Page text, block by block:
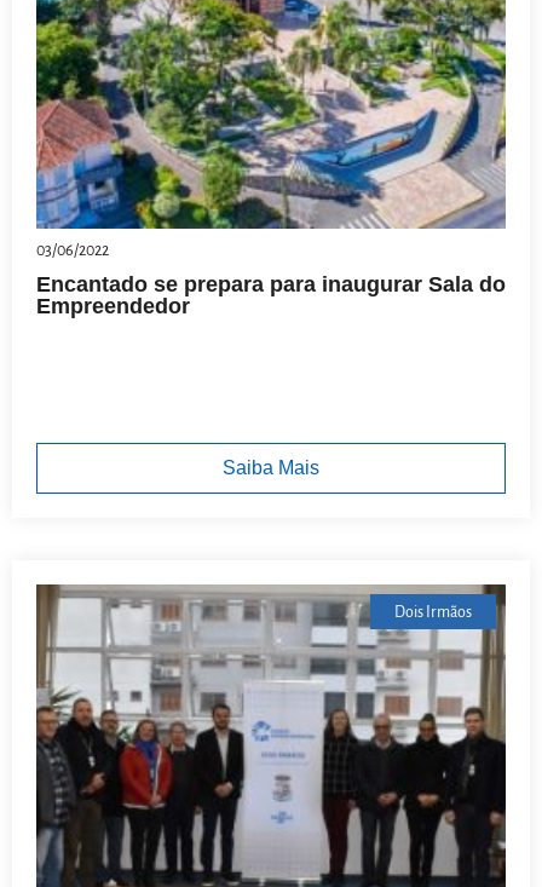
03/06/2022
Encantado se prepara para inaugurar Sala do
Empreendedor
Saiba Mais
Dois Irmãos